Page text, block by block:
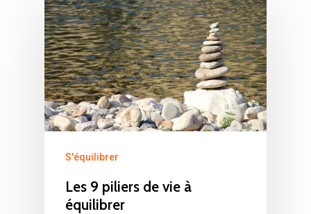
S'équilibrer
Les 9 piliers de vie à
équilibrer